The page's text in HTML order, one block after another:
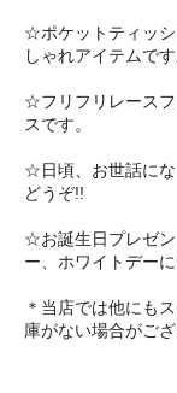
☆ポケットティッ
しゃれアイテムです
☆フリフリレース
スです。
☆日頃、お世話にな
どうぞ!!
☆お誕生日プレゼ
ー、ホワイトデーに
＊当店では他にも
庫がない場合がご